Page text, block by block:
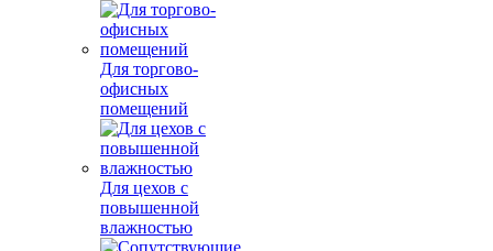
Для торгово-
офисных
помещений
Для цехов с
повышенной
влажностью